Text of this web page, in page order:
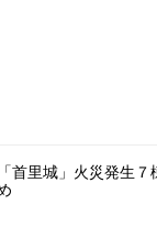
首里城」火災発生